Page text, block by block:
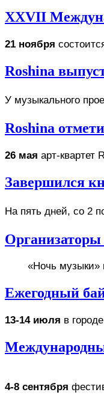
XXVII
21 ноября
Roshina
У музыкального
Roshina
26 мая арт-квартет
Завершился
На пять дней, со 2
«Ночь музыки»
Ежегодный
13-14 июля в
4-8 сентября